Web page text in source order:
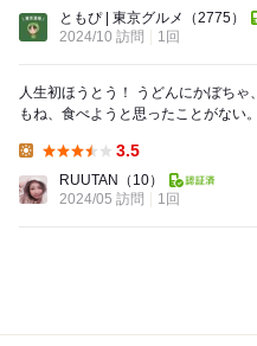
ともぴ | 東京グルメ
（2775）
2024/10 訪問
1回
人生初ほうとう！ うどんにかぼちゃ、ほうとうの存在は知ってたよ、で
もね、食べようと思ったことがない。 なんでだろう、かぼちゃの煮物や
3.5
RUUTAN
（10）
2024/05 訪問
1回